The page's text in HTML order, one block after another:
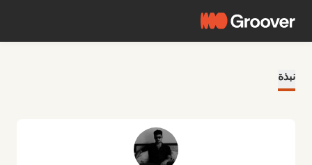
نبذة